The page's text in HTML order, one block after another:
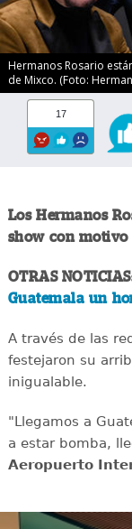
Hermanos Rosario
de Mixco. (Foto:
17
Los Hermanos
show con motivo
OTRAS
Guatemala un
A través de las
festejaron su
inigualable.
"Llegamos a
a estar bomba,
Aeropuerto